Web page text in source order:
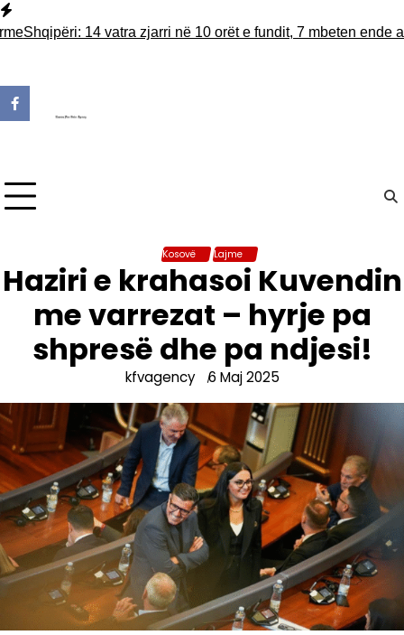
Skip
to
14 vatra zjarri në 10 orët e fundit, 7 mbeten ende aktive
Kosovë Lajme
Haziri e krahasoi Kuvendin
me varrezat – hyrje pa
shpresë dhe pa ndjesi!
kfvagency 6 Maj 2025